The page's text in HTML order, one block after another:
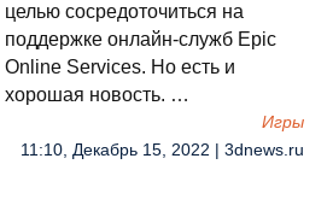
целью сосредоточиться на
поддержке онлайн-служб Epic
Online Services. Но есть и
хорошая новость. …
Игры
11:10, Декабрь 15, 2022 | 3dnews.ru